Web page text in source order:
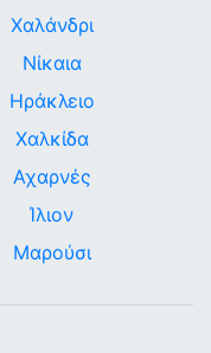
Χαλάνδρι
Νίκαια
Ηράκλειο
Χαλκίδα
Αχαρνές
Ίλιον
Μαρούσι